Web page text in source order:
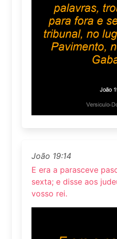
João 19:14
E era a parasceve
sexta; e disse aos
vosso rei.